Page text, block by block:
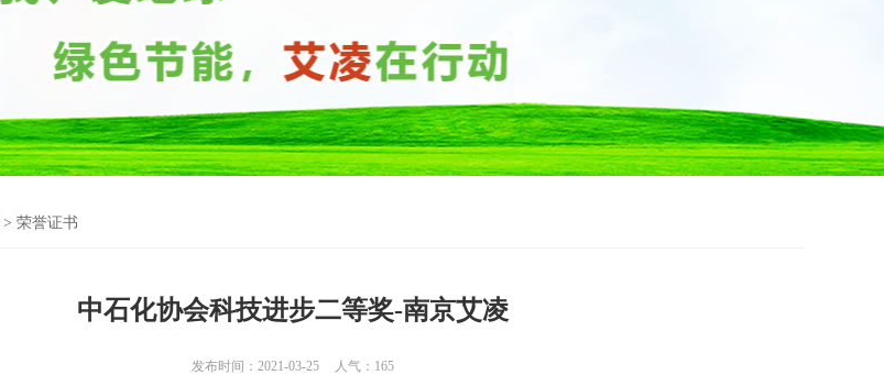
> 荣誉证书
中石化协会科技进步二等奖-南京艾凌
发布时间：2021-03-25 人气： 165